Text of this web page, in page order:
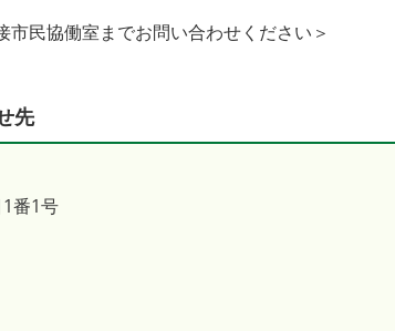
民協働室までお問い合わせください＞
先
番1号